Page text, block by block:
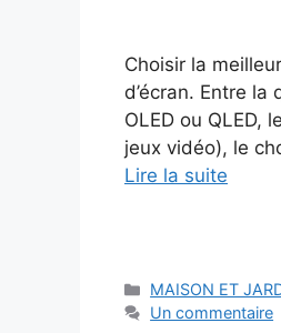
Choisir la
d’écran. Entre
OLED ou QLED,
jeux vidéo), le
Lire la suite
Catégories
MAISON ET
Un commentaire